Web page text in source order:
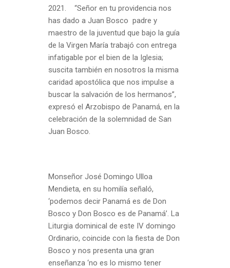
2021. “Señor en tu providencia nos
has dado a Juan Bosco padre y
maestro de la juventud que bajo la guía
de la Virgen María trabajó con entrega
infatigable por el bien de la Iglesia;
suscita también en nosotros la misma
caridad apostólica que nos impulse a
buscar la salvación de los hermanos”,
expresó el Arzobispo de Panamá, en la
celebración de la solemnidad de San
Juan Bosco.
Monseñor José Domingo Ulloa
Mendieta, en su homilía señaló,
‘podemos decir Panamá es de Don
Bosco y Don Bosco es de Panamá’. La
Liturgia dominical de este IV domingo
Ordinario, coincide con la fiesta de Don
Bosco y nos presenta una gran
enseñanza ‘no es lo mismo tener